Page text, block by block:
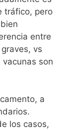
tráfico, pero
entre
vs
son
a
los casos,